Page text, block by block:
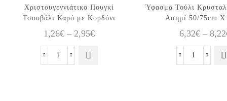
Χριστουγεννιάτικο Πουγκί
Τσουβάλι Καρό με Κορδόνι
1,26€ – 2,95€Price
Χριστουγεννιάτικο
Αυτό το
προϊόν έχει
παραλλαγές.
μπορούν να
Ύφασμα Τούλι
Ασημί 50/75cm X
6,32€ – 8,22
Ύφασμα
Αυτό το
προϊόν έχει
παραλλαγές.
μπορούν να